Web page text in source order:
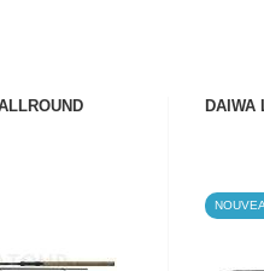
DAIWA